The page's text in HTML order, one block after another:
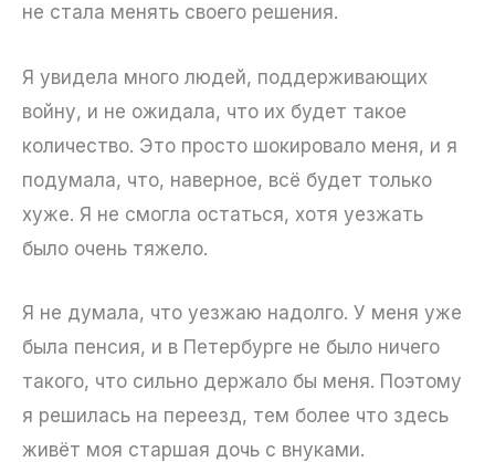
не стала менять своего решения.
Я увидела много людей, поддерживающих
войну, и не ожидала, что их будет такое
количество. Это просто шокировало меня, и я
подумала, что, наверное, всё будет только
хуже. Я не смогла остаться, хотя уезжать
было очень тяжело.
Я не думала, что уезжаю надолго. У меня уже
была пенсия, и в Петербурге не было ничего
такого, что сильно держало бы меня. Поэтому
я решилась на переезд, тем более что здесь
живёт моя старшая дочь с внуками.